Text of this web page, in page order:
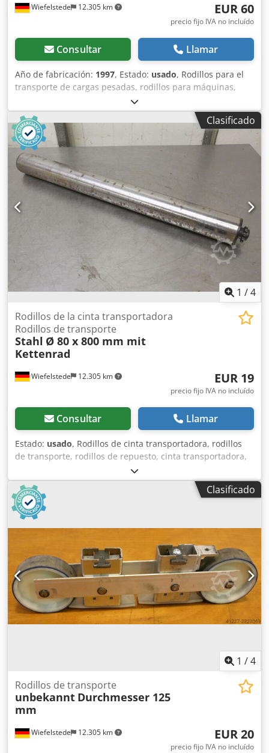
Wiefelstede 12.305 km EUR 60
precio fijo IVA no incluído
Consultar Llamar
Año de fabricación: 1997, Estado: usado, Rodillos para el
transporte de cargas pesadas, rodillos para máquinas,
carros de transporte, carros para cargas pesadas, rodillos
de acero, rodillos para el transporte de máquinas -
Capacidad de carga: 1000 kg - Tipo: 4567005 -
Dimensiones: 500/340/A105 mm - Peso: 17 kg - Solo
disponible 1 unidad Dcsdpefu I Rgofx Apijk
Clasificado
1 /4
Wiefelstede 12.305 km
Rodillos de la cinta transportadora
Rodillos de transporte
Stahl Ø 80 x 800 mm mit
Kettenrad
EUR 19
precio fijo IVA no incluído
Consultar Llamar
Estado: usado, Rodillos de cinta transportadora, rodillos
de transporte, rodillos de repuesto, cinta transportadora,
línea de rodillos, rodillos de soporte. -Diámetro del rodillo:
80 mm -Ancho del rodillo de transporte: 800 mm -Longitud
total: 830 mm -Rueda dentada: 1/2" x 11 dientes -Rosca de
montaje: M8 -Cantidad: 41 rodillos disponibles -Precio: por
unidad -Peso: 4,1 kg/unidad Dodpedbhlqofx Apieck
Clasificado
1 /4
Wiefelstede 12.305 km
Rodillos de transporte
unbekannt Durchmesser 125
mm
EUR 20
precio fijo IVA no incluído